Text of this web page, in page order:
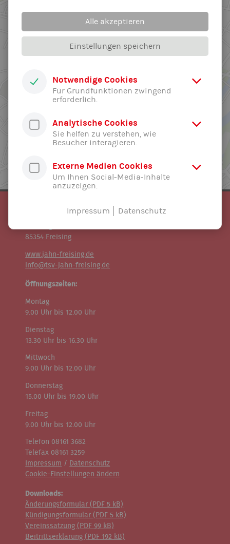
Geschäftsstelle:
85354 Freising
www.jahn-freising.de
info@tsv-jahn-freising.de
Öffnungszeiten:
Montag
9.00 Uhr bis 12.00 Uhr
Dienstag
13.30 Uhr bis 16.30 Uhr
Mittwoch
9.00 Uhr bis 12.00 Uhr
Donnerstag
15.00 Uhr bis 19.00 Uhr
Freitag
9.00 Uhr bis 12.00 Uhr
Telefon 08161 3682
Telefax 08161 3259
Impressum /
Datenschutz
Cookie-Einstellungen ändern
Downloads:
Änderungsformular ( PDF 5 kB)
Kündigungsformular ( PDF 5 kB)
Vereinssatzung ( PDF 99 kB)
Beitrittserklärung ( PDF 192 kB)
Alle akzeptieren
Einstellungen speichern
Notwendige Cookies
Für Grundfunktionen zwingend
erforderlich.
Analytische Cookies
Sie helfen zu verstehen, wie
Besucher interagieren.
Externe Medien Cookies
Um Ihnen Social-Media-Inhalte
anzuzeigen.
Impressum Datenschutz